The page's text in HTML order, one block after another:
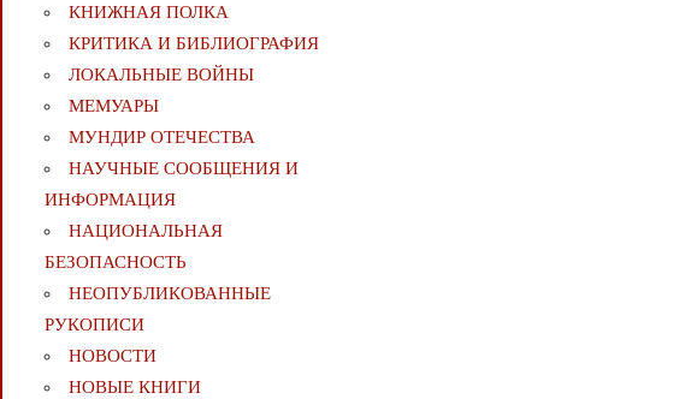
КНИЖНАЯ ПОЛКА
КРИТИКА И БИБЛИОГРАФИЯ
ЛОКАЛЬНЫЕ ВОЙНЫ
МЕМУАРЫ
МУНДИР ОТЕЧЕСТВА
НАУЧНЫЕ СООБЩЕНИЯ И
ИНФОРМАЦИЯ
НАЦИОНАЛЬНАЯ
БЕЗОПАСНОСТЬ
НЕОПУБЛИКОВАННЫЕ
РУКОПИСИ
НОВОСТИ
НОВЫЕ КНИГИ